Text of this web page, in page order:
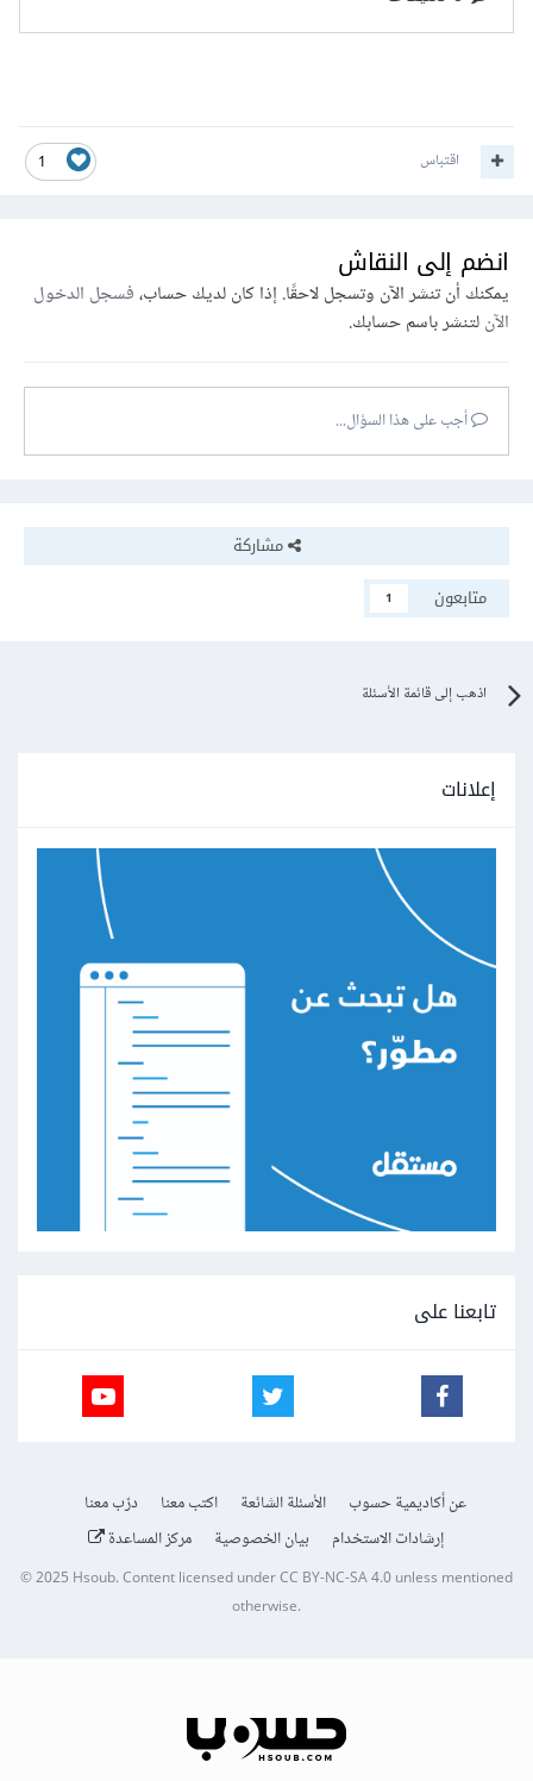
1 اقتباس
انضم إلى النقاش
يمكنك أن تنشر الآن وتسجل لاحقًا. إذا كان لديك حساب،فسجل الدخول
الآنلتنشر باسم حسابك.
أجب على هذا السؤال...
مشاركة
متابعون
1
اذهب إلى قائمة الأسئلة
إعلانات
تابعنا على
عن أكاديمية حسوب الأسئلة الشائعة اكتب معنا
درّب معنا
إرشادات الاستخدام
بيان الخصوصية مركز المساعدة
© 2025Hsoub.Content licensed underCC BY-NC-SA 4.0unless mentioned
otherwise.